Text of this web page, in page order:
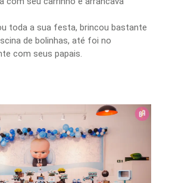
toda a sua festa, brincou bastante
de bolinhas, até foi no
com seus papais.